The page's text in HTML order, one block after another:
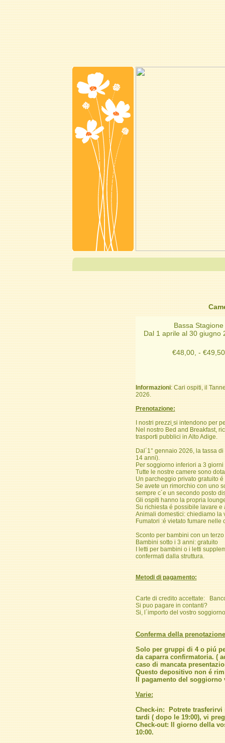
Bassa Stagione
Dal 1 aprile al 30
€48,00, - €49,50
Informazioni: Cari ospiti, il
2026.
Prenotazione:
I nostri prezzi si intendono per
Nel nostro Bed and Breakfast,
trasporti pubblici in Alto Adige.
Dal´1° gennaio 2026, la tassa
14 anni).
Per soggiorno inferiori a 3
Tutte le nostre camere sono
Un parcheggio privato gratuito
Se avete un rimorchio con uno
sempre c´e un secondo posto
Gli ospiti hanno la propria
Su richiesta é possibile lavare e
Animali domestici: chiediamo la
Fumatori :é vietato fumare nelle
Sconto per bambini con un
Bambini sotto i 3 anni: gratuito
I letti per bambini o i letti
confermati dalla struttura.
Metodi di pagamento:
Carte di credito accettate:
Si puo pagare in contanti?
Si, l´importo del vostro
Conferma della
Solo per gruppi di 4 o piú
da caparra confirmatoria. (
caso di mancata
Questo depositivo non é
Il pagamento del
Varie:
Check-in: Potrete trasferirvi
tardi ( dopo le 19:00), vi
Check-out: Il giorno della
10:00.